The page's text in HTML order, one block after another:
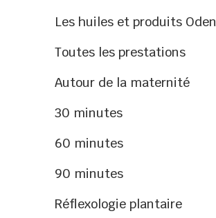
Les huiles et produits Oden
Toutes les prestations
Autour de la maternité
30 minutes
60 minutes
90 minutes
Réflexologie plantaire